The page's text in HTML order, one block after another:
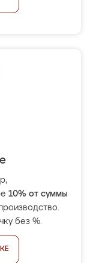
10% от суммы
без %.